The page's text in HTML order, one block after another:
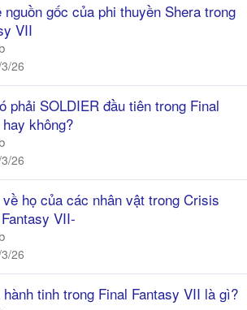
gốc của phi thuyền Shera trong
VII
26
phải SOLDIER đầu tiên trong Final
không?
26
họ của các nhân vật trong Crisis
VII-
26
tinh trong Final Fantasy VII là gì?